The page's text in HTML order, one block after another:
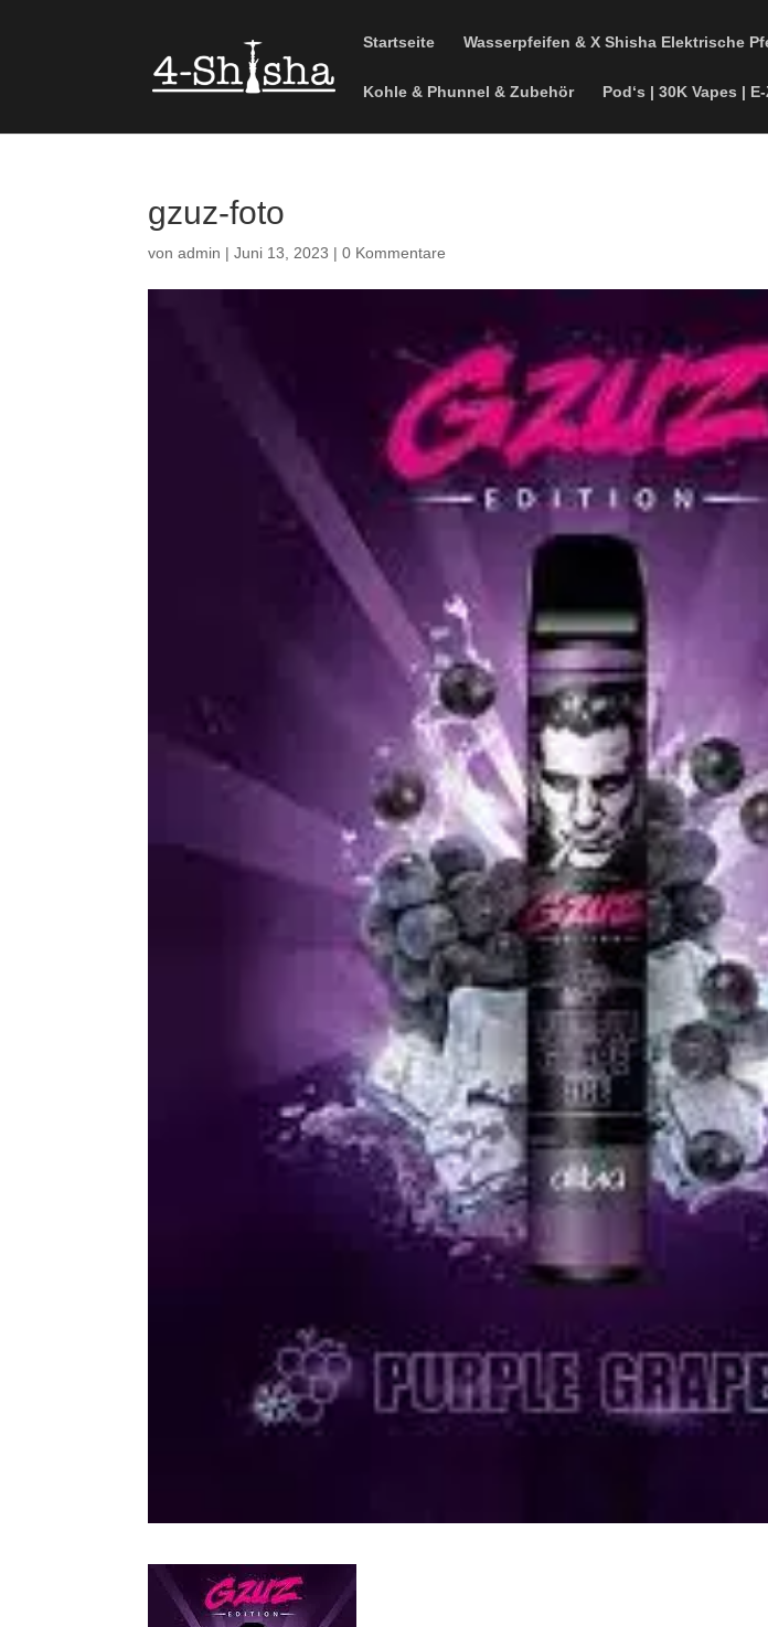
Startseite Wasserpfeifen & X Shisha Elektrische
Kohle & Phunnel & Zubehör Pod‘s | 30K Vapes |
gzuz-foto
vonadmin |Juni 13, 2023 |0 Kommentare